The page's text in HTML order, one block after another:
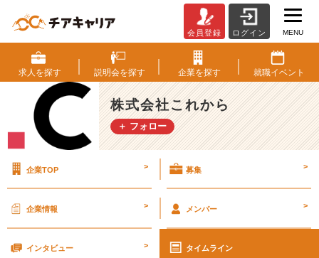
ん
な
時
で
も
通
気
て
会員登録 ログイン MENU
求人を探す 説明会を探す 企業を探す 就職イベント
株式会社これから
＋ フォロー
企業TOP > 募集 >
企業情報 > メンバー >
インタビュー > タイムライン